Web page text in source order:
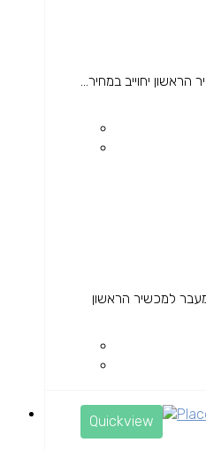
יחוייב במחיר...
למכשיר הראשון
Quickview